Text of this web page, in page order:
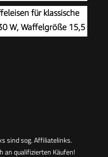
für
Ostern oder
550 Watt, Farbe:
für klassische
W, Waffelgröße 15,5
sind sog. Affiliatelinks.
an qualifizierten Käufen!